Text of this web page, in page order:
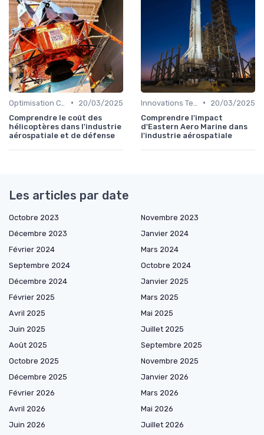
•
20/03/2025
Comprendre le coût des
hélicoptères dans l'industrie
aérospatiale et de défense
•
20/03/2025
Comprendre l'impact
d'Eastern Aero Marine dans
l'industrie aérospatiale
Les articles par date
Octobre 2023
Novembre 2023
Décembre 2023
Janvier 2024
Février 2024
Mars 2024
Septembre 2024
Octobre 2024
Décembre 2024
Janvier 2025
Février 2025
Mars 2025
Avril 2025
Mai 2025
Juin 2025
Juillet 2025
Août 2025
Septembre 2025
Octobre 2025
Novembre 2025
Décembre 2025
Janvier 2026
Février 2026
Mars 2026
Avril 2026
Mai 2026
Juin 2026
Juillet 2026